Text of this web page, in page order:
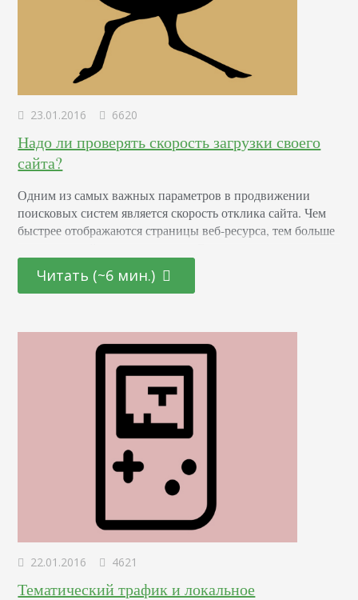
23.01.2016 6620
Надо ли проверять скорость загрузки своего
сайта?
Одним из самых важных параметров в продвижении
поисковых систем является скорость отклика сайта. Чем
быстрее отображаются страницы веб-ресурса, тем больше
взаимосвязаны между собой. Анализируя скорость
загрузки, можно узнать все ли в порядке с сайтом,
рассмотренными параметрами, всегда можно увидеть
плюсы и минусы каждой…
Читать (~6 мин.)
22.01.2016 4621
Тематический трафик и локальное